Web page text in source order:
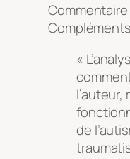
«
l’auteur,
de